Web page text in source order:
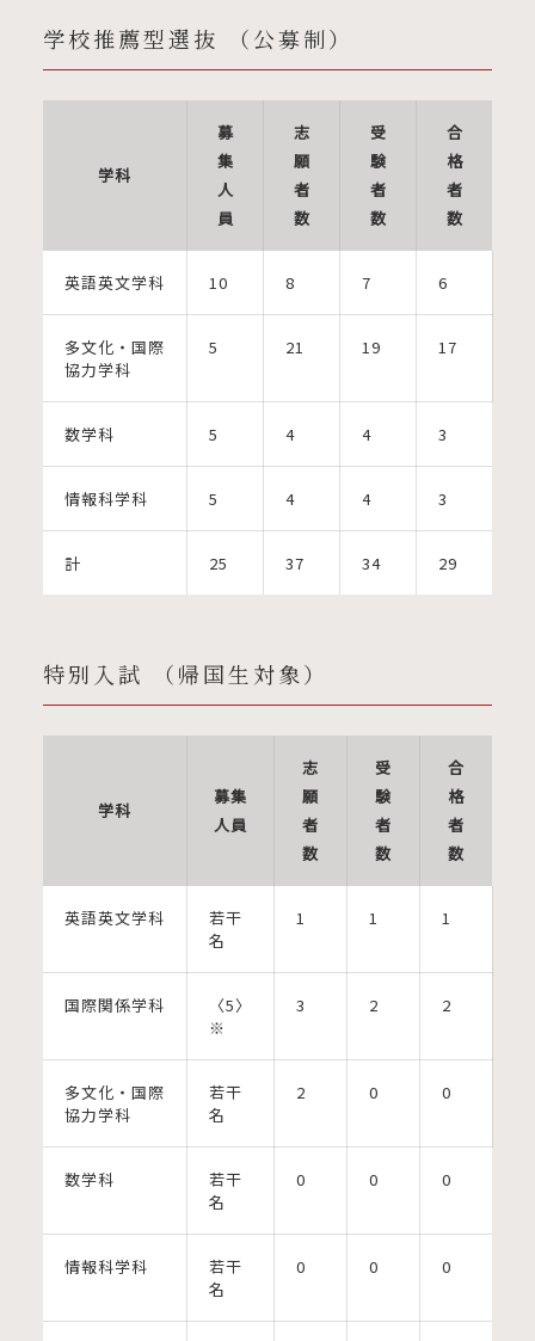
学校推薦型選抜 （公募制）
学科
募
集
人
員
志
願
者
数
受
験
者
数
合
格
者
数
英語英文学科 10 8 7 6
多文化・国際
協力学科
5 21 19 17
数学科 5 4 4 3
情報科学科 5 4 4 3
計 25 37 34 29
特別入試 （帰国生対象）
学科
募集
人員
志
願
者
数
受
験
者
数
合
格
者
数
英語英文学科
若干
名
1 1 1
国際関係学科
〈5〉
※
3 2 2
多文化・国際
協力学科
若干
名
2 0 0
数学科
若干
名
0 0 0
情報科学科
若干
名
0 0 0